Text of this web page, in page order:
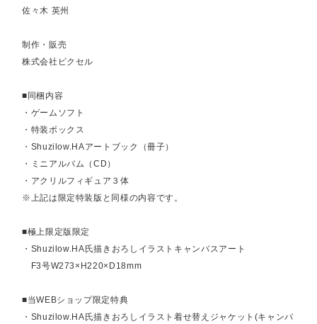
佐々木 英州
制作・販売
株式会社ピクセル
■同梱内容
・ゲームソフト
・特装ボックス
・Shuzilow.HAアートブック（冊子）
・ミニアルバム（CD）
・アクリルフィギュア３体
※上記は限定特装版と同様の内容です。
■極上限定版限定
・Shuzilow.HA氏描きおろしイラストキャンバスアート
F3号W273×H220×D18mm
■当WEBショップ限定特典
・Shuzilow.HA氏描きおろしイラスト着せ替えジャケット(キャンバ